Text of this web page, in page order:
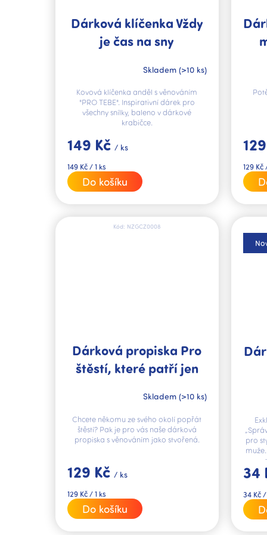
Dárková klíčenka Vždy
je čas na sny
Skladem (>10 ks)
149 Kč / ks
Měrná
cena:
149 Kč / 1 ks
Do košíku
Kovová klíčenka anděl s věnováním
"PRO TEBE". Inspirativní dárek pro
všechny snílky, baleno v dárkové
krabičce.
Měrná
cena:
129 Kč
Dárková propiska Pro
štěstí, které patří jen
Skladem (>10 ks)
129 Kč / ks
Měrná
cena:
129 Kč / 1 ks
Do košíku
Chcete někomu ze svého okolí popřát
štěstí? Pak je pro vás naše dárková
propiska s věnováním jako stvořená.
Kód: NZGCZ0008
34
Měrná
cena:
34 Kč /
pro